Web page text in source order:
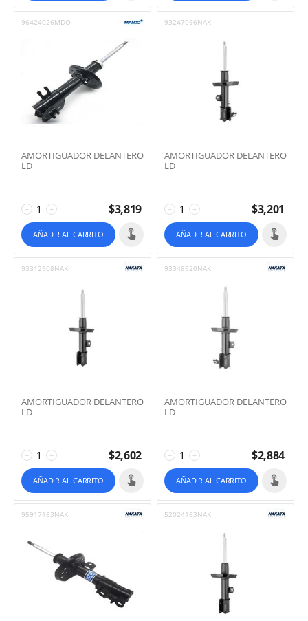
96424026MDO
AMORTIGUADOR DELANTERO
LD
+
− $3,819
AÑADIR AL CARRITO
93247096NAK
AMORTIGUADOR DELANTERO
LD
+
− $3,201
AÑADIR AL CARRITO
93312908NAK
AMORTIGUADOR DELANTERO
LD
+
− $2,602
AÑADIR AL CARRITO
93348920NAK
AMORTIGUADOR DELANTERO
LD
+
− $2,884
AÑADIR AL CARRITO
95917163NAK 52024163NAK